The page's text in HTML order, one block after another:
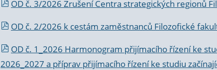
OD č. 3/2026 Zrušení Centra strategických regionů
OD č. 2/2026 k cestám zaměstnanců Filozofické
OD č. 1_2026 Harmonogram přijímacího řízení ke
2026_2027 a příprav přijímacího řízení ke studiu